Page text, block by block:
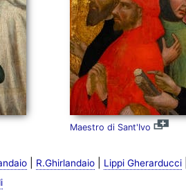
Maestro di Sant'Ivo
| R.Ghirlandaio| Lippi Gherarducci|